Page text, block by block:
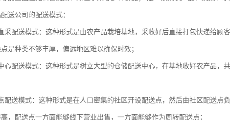
送公司的配送模式：
采配送模式：这种形式是由农产品栽培基地，采收好后直接打包快递给顾
是种类不够丰厚，偏远地区难以确保时效；
心配送模式：这种形式是树立大型的仓储配送中心，在基地收好农产品，
配送模式：这种形式是在人口密集的社区开设配送点，然后由社区配送点
，配送点一方面能够线下营业出售，一方面能够作为周转配送点；